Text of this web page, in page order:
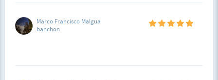
Marco Francisco Malgua
banchon